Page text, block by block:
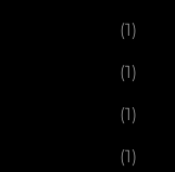
(1)
(1)
(1)
(1)